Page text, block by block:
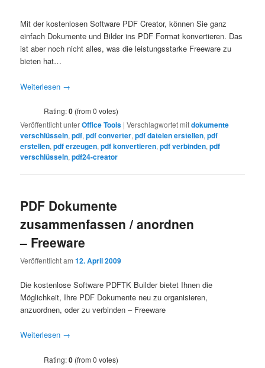
Mit der kostenlosen Software PDF Creator, können Sie ganz
einfach Dokumente und Bilder ins PDF Format konvertieren. Das
ist aber noch nicht alles, was die leistungsstarke Freeware zu
bieten hat…
Weiterlesen →
Rating:0 (from 0 votes)
Veröffentlicht unterOffice Tools |Verschlagwortet mitdokumente
verschlüsseln,pdf,pdf converter,pdf dateien erstellen,pdf
erstellen,pdf erzeugen,pdf konvertieren,pdf verbinden,pdf
verschlüsseln,pdf24-creator
PDF Dokumente
zusammenfassen / anordnen
– Freeware
Veröffentlicht am12. April 2009
Die kostenlose Software PDFTK Builder bietet Ihnen die
Möglichkeit, Ihre PDF Dokumente neu zu organisieren,
anzuordnen, oder zu verbinden – Freeware
Weiterlesen →
Rating:0 (from 0 votes)